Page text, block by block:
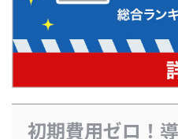
初期費用ゼロ！